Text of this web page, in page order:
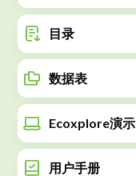
目录
数据表
Ecoxplore演示
用户手册